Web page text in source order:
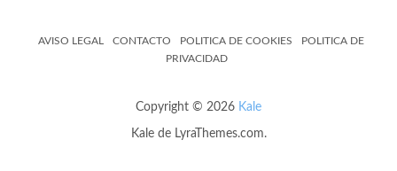
AVISO LEGAL CONTACTO POLITICA DE COOKIES
POLITICA DE
PRIVACIDAD
Copyright © 2026 Kale
Kalede LyraThemes.com.